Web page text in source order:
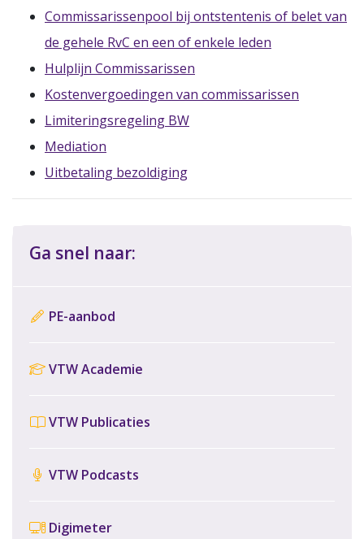
Commissarissenpool bij ontstentenis of belet van
de gehele RvC en een of enkele leden
Hulplijn Commissarissen
Kostenvergoedingen van commissarissen
Limiteringsregeling BW
Mediation
Uitbetaling bezoldiging
Ga snel naar:
PE-aanbod
VTW Academie
VTW Publicaties
VTW Podcasts
Digimeter